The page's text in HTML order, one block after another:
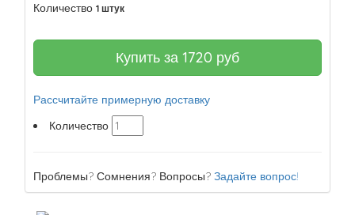
Количество 1 штук
Купить за 1720 руб
Рассчитайте примерную доставку
Количество
Проблемы? Сомнения? Вопросы? Задайте вопрос!